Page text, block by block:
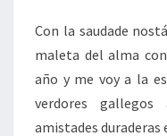
Con la saudade
maleta del alma
año y me voy a la
verdores gallegos
amistades duraderas